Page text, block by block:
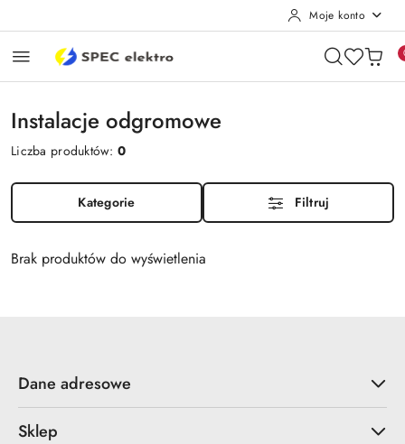
Moje konto
Instalacje odgromowe
Liczba produktów:0
Kategorie Filtruj
Brak produktów do wyświetlenia
Dane adresowe
Sklep